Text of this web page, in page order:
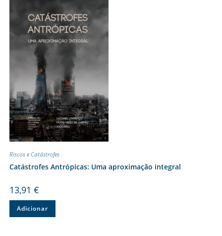
Riscos e Catástrofes
Catástrofes Antrópicas: Uma aproximação integral
13,91 €
Adicionar